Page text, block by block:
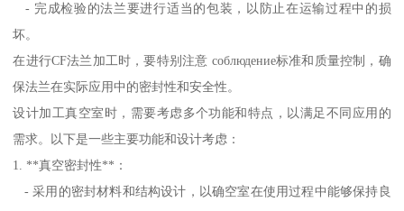
- 完成检验的法兰要进行适当的包装，以防止在运输过程中的损
坏。
在进行CF法兰加工时，要特别注意 соблюдение标准和质量控制，确
保法兰在实际应用中的密封性和安全性。
设计加工真空室时，需要考虑多个功能和特点，以满足不同应用的
需求。以下是一些主要功能和设计考虑：
1. **真空密封性**：
- 采用的密封材料和结构设计，以确空室在使用过程中能够保持良